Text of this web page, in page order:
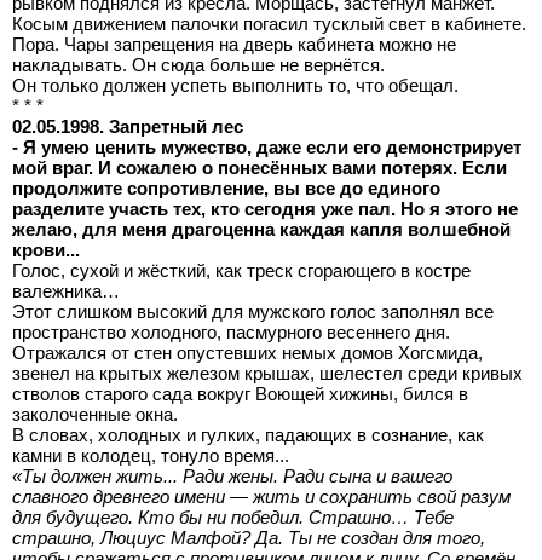
Косым движением палочки погасил тусклый свет в кабинете.
Пора. Чары запрещения на дверь кабинета можно не
накладывать. Он сюда больше не вернётся.
Он только должен успеть выполнить то, что обещал.
* * *
02.05.1998. Запретный лес
- Я умею ценить мужество, даже если его демонстрирует
мой враг. И сожалею о понесённых вами потерях. Если
продолжите сопротивление, вы все до единого
разделите участь тех, кто сегодня уже пал. Но я этого не
желаю, для меня драгоценна каждая капля волшебной
крови...
Голос, сухой и жёсткий, как треск сгорающего в костре
валежника…
Этот слишком высокий для мужского голос заполнял все
пространство холодного, пасмурного весеннего дня.
Отражался от стен опустевших немых домов Хогсмида,
звенел на крытых железом крышах, шелестел среди кривых
стволов старого сада вокруг Воющей хижины, бился в
заколоченные окна.
В словах, холодных и гулких, падающих в сознание, как
камни в колодец, тонуло время...
«Ты должен жить... Ради жены. Ради сына и вашего
славного древнего имени — жить и сохранить свой разум
для будущего. Кто бы ни победил. Страшно… Тебе
страшно, Люциус Малфой? Да. Ты не создан для того,